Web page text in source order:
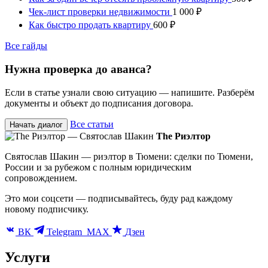
Чек-лист проверки недвижимости 1 000 ₽
Как быстро продать квартиру 600 ₽
Все гайды
Нужна проверка до аванса?
Если в статье узнали свою ситуацию — напишите. Разберём
документы и объект до подписания договора.
Начать диалог
Все статьи
The Риэлтор
Святослав Шакин — риэлтор в Тюмени: сделки по Тюмени,
России и за рубежом с полным юридическим
сопровождением.
Это мои соцсети — подписывайтесь, буду рад каждому
новому подписчику.
ВК Telegram MAX Дзен
Услуги